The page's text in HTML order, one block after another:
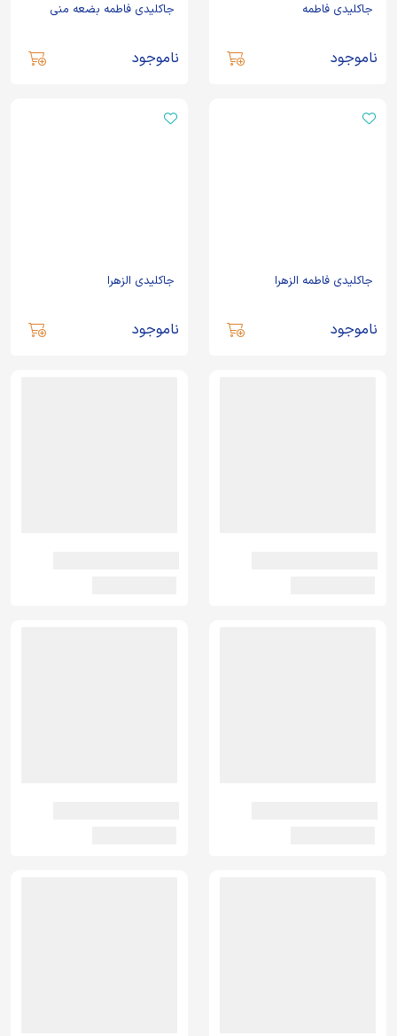
جاکلیدی فاطمه
ناموجود
جاکلیدی فاطمه بضعه منی
ناموجود
جاکلیدی فاطمه الزهرا
ناموجود
جاکلیدی الزهرا
ناموجود